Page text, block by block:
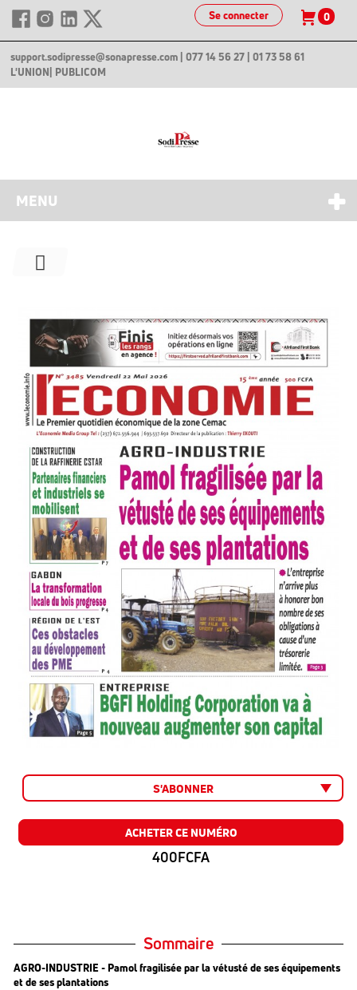
Se connecter 0
support.sodipresse@sonapresse.com | 077 14 56 27 | 01 73 58 61
L'UNION | PUBLICOM
MENU
S'ABONNER
ACHETER CE NUMÉRO
400FCFA
Sommaire
AGRO-INDUSTRIE - Pamol fragilisée par la vétusté de ses équipements
et de ses plantations